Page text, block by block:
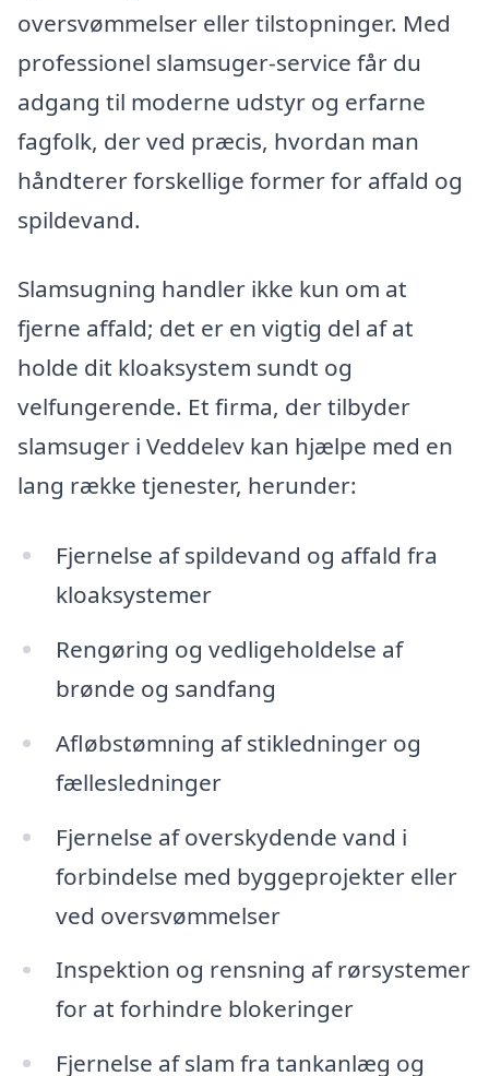
oversvømmelser eller tilstopninger. Med
professionel slamsuger-service får du
adgang til moderne udstyr og erfarne
fagfolk, der ved præcis, hvordan man
håndterer forskellige former for affald og
spildevand.
Slamsugning handler ikke kun om at
fjerne affald; det er en vigtig del af at
holde dit kloaksystem sundt og
velfungerende. Et firma, der tilbyder
slamsuger i Veddelev kan hjælpe med en
lang række tjenester, herunder:
Fjernelse af spildevand og affald fra
kloaksystemer
Rengøring og vedligeholdelse af
brønde og sandfang
Afløbstømning af stikledninger og
fællesledninger
Fjernelse af overskydende vand i
forbindelse med byggeprojekter eller
ved oversvømmelser
Inspektion og rensning af rørsystemer
for at forhindre blokeringer
Fjernelse af slam fra tankanlæg og